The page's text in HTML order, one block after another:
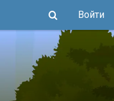
Войти